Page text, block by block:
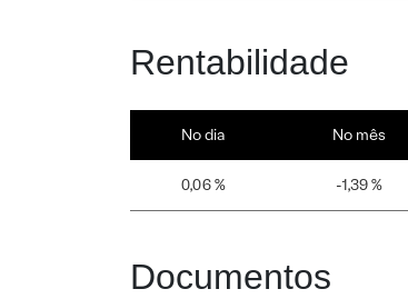
Rentabilidade
No dia No mês
0,06 % -1,39 %
Documentos